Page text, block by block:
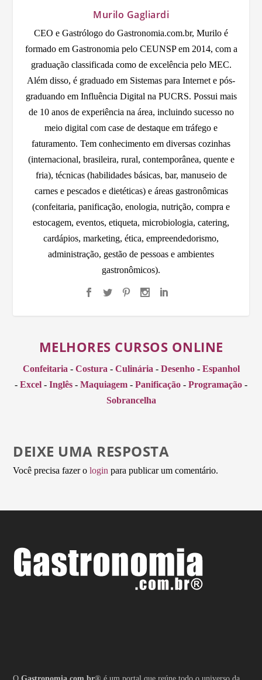
Murilo Gagliardi
CEO e Gastrólogo do Gastronomia.com.br, Murilo é
formado em Gastronomia pelo CEUNSP em 2014, com a
graduação classificada como de excelência pelo MEC.
Além disso, é graduado em Sistemas para Internet e pós-
graduando em Influência Digital na PUCRS. Possui mais
de 10 anos de experiência na área, incluindo sucesso no
meio digital com case de destaque em tráfego e
faturamento. Tem conhecimento em diversas cozinhas
(internacional, brasileira, rural, contemporânea, quente e
fria), técnicas (habilidades básicas, bar, manuseio de
carnes e pescados e dietéticas) e áreas gastronômicas
(confeitaria, panificação, enologia, nutrição, compra e
estocagem, eventos, etiqueta, microbiologia, catering,
cardápios, marketing, ética, empreendedorismo,
administração, gestão de pessoas e ambientes
gastronômicos).
MELHORES CURSOS ONLINE
Confeitaria - Costura - Culinária - Desenho- Espanhol
- Excel - Inglês - Maquiagem - Panificação - Programação -
Sobrancelha
DEIXE UMA RESPOSTA
Você precisa fazer ologin para publicar um comentário.